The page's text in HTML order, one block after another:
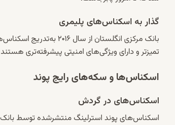
گذار به اسکناس‌های پلیمری
بانک مرکزی انگلستان
تمیزتر و دارای ویژگی‌های امنیتی پیشرفته‌تری
اسکناس‌ها و سکه‌های رایج پوند
اسکناس‌های در گردش
اسکناس‌های پوند استرلینگ منتشرشده توسط